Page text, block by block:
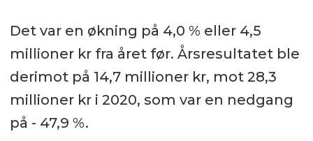
Det var en økning på 4,0 % eller 4,5
millioner kr fra året før. Årsresultatet ble
derimot på 14,7 millioner kr, mot 28,3
millioner kr i 2020, som var en nedgang
på - 47,9 %.